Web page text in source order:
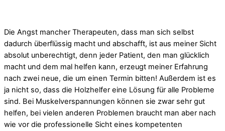
Die Angst mancher Therapeuten, dass man sich selbst
dadurch überflüssig macht und abschafft, ist aus meiner Sicht
absolut unberechtigt, denn jeder Patient, den man glücklich
macht und dem mal helfen kann, erzeugt meiner Erfahrung
nach zwei neue, die um einen Termin bitten! Außerdem ist es
ja nicht so, dass die Holzhelfer eine Lösung für alle Probleme
sind. Bei Muskelverspannungen können sie zwar sehr gut
helfen, bei vielen anderen Problemen braucht man aber nach
wie vor die professionelle Sicht eines kompetenten